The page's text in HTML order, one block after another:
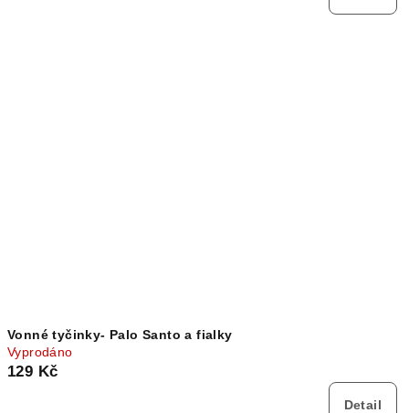
Vonné tyčinky- Palo Santo a fialky
Vyprodáno
129 Kč
Detail